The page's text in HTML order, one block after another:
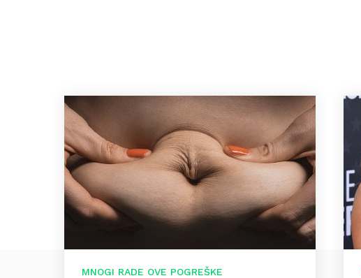
MNOGI RADE OVE POGREŠKE